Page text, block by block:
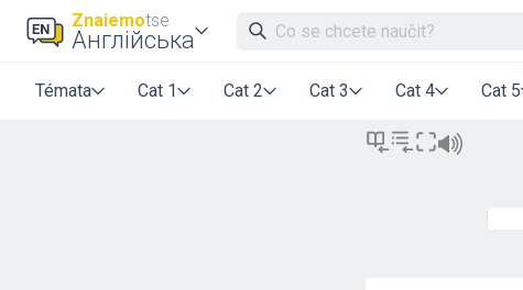
Znaiemotse
Англійська
Témata Cat 1 Cat 2 Cat 3 Cat 4 Cat 5